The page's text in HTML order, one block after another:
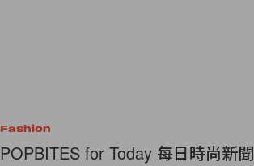
Fashion
POPBITES for Today 每日時尚新聞